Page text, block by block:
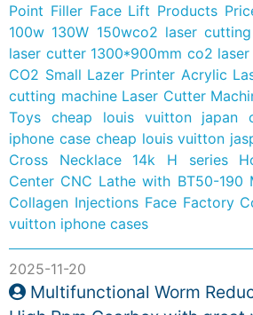
Point Filler Face Lift Products
100w 130W 150wco2 laser
laser cutter 1300*900mm co2
CO2 Small Lazer Printer Acrylic
cutting machine Laser Cutter
Toys cheap louis vuitton japan
iphone case cheap louis vuitton
Cross Necklace 14k
H series
Center CNC Lathe with BT50-190
Collagen Injections Face Factory
vuitton iphone cases
2025-11-20
Multifunctional Worm